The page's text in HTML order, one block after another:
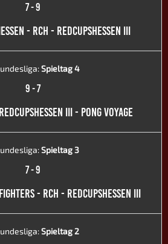
7-9
- RCH - REDCUPSHESSEN III
Spieltag 4
9-7
III - PONG VOYAGE
Spieltag 3
7-9
- RCH - REDCUPSHESSEN III
Spieltag 2